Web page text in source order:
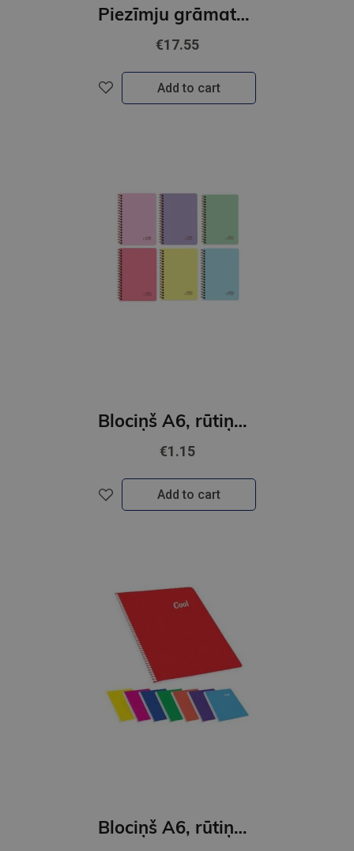
Piezīmju grāmata Riga Original x BALTS, violets
€17.55
Add to cart
Blociņš A6, rūtiņu 80lpp.spirale,plastikāta vāks/Pastel Show
€1.15
Add to cart
Blociņš A6, rūtiņu 80lpp.spirale,plastikāta vāks/Cool